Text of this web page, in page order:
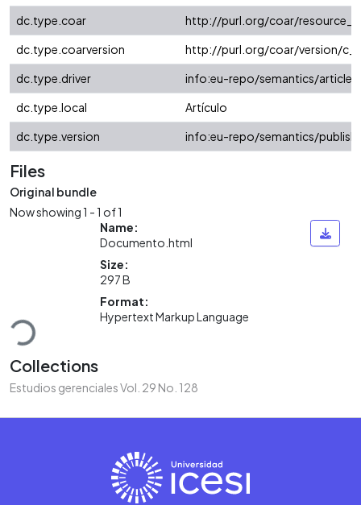
dc.type.coar
http://purl.org/coar/
dc.type.coarversion
http://purl.org/coar/version/
dc.type.driver
info:eu-repo/semantics/article
dc.type.local
Artículo
dc.type.version
info:eu-repo/semantics/
Files
Original bundle
Now showing1 - 1 of 1
Loading...
Name:
Documento.html
Size:
297 B
Format:
Hypertext Markup Language
Collections
Estudios gerenciales Vol. 29 No. 128